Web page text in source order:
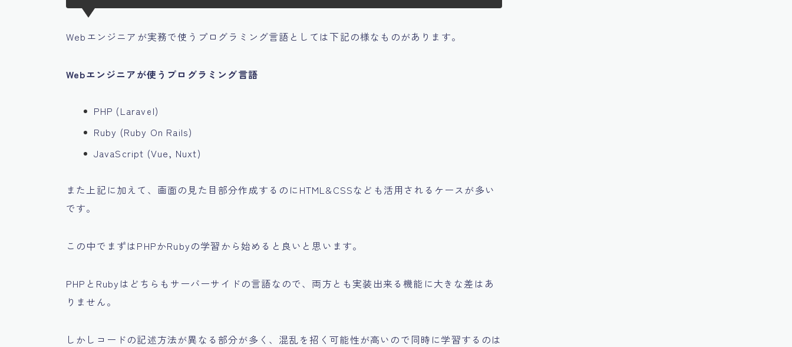
Webエンジニアが実務で使うプログラミング言語としては下記の様なものがあります。
Webエンジニアが使うプログラミング言語
PHP (Laravel)
Ruby (Ruby On Rails)
JavaScript (Vue, Nuxt)
また上記に加えて、画面の見た目部分作成するのにHTML&CSSなども活用されるケースが多い
です。
この中でまずはPHPかRubyの学習から始めると良いと思います。
PHPとRubyはどちらもサーバーサイドの言語なので、両方とも 実装出来る機能に大きな差はあ
りません。
しかしコードの記述方法が異なる部分が多く、混乱を招く可能性が高いので同時に学習するのは